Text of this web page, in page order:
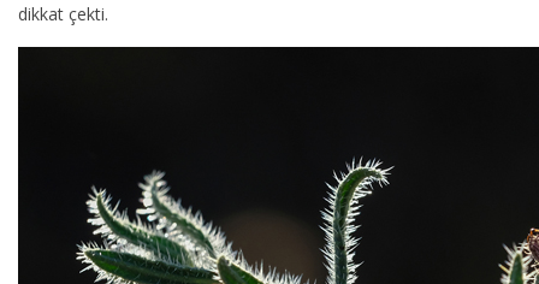
dikkat çekti.